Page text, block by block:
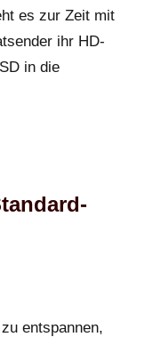
es zur Zeit mit
ihr HD-
in die
entspannen,